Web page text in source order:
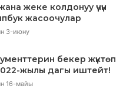
жеке колдонуу үчүн
жасоочулар
3-июну
бекер жүктөп
жылы дагы иштейт!
16-майы